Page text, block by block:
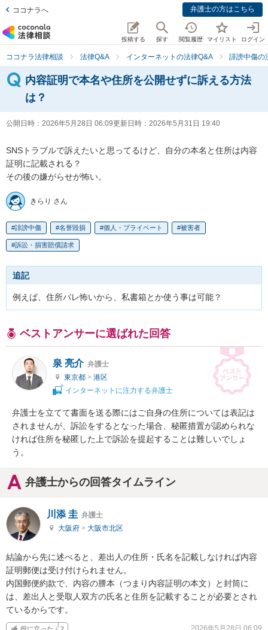
ココナラへ 弁護士の方はこちら
投稿する 探す 閲覧履歴 マイリスト ログイン
ココナラ法律相談 法律Q&A インターネットの法律Q&A 誹謗中傷の
内容証明で本名や住所を公開せずに訴える方法
は？
公開日時： 2026年5月28日 06:09更新日時： 2026年5月31日 19:40
SNSトラブルで訴えたいと思ってるけど、自分の本名と住所は内容
証明に記載される？
その後の嫌がらせが怖い。
きらり さん
誹謗中傷 名誉毀損 個人・プライベート 被害者
訴訟・損害賠償請求
追記
例えば、住所バレ怖いから、私書箱とか使う事は可能？
ベストアンサーに選ばれた回答
泉 亮介 弁護士
東京都 > 港区
インターネットに注力する弁護士
弁護士を立てて書面を送る際にはご自身の住所については表記は
されませんが、訴訟をするとなった場合、秘匿措置が認められな
ければ住所を秘匿した上で訴訟を提起することは難しいでしょ
う。
弁護士からの回答タイムライン
川添 圭 弁護士
大阪府 > 大阪市北区
結論から先に述べると、差出人の住所・氏名を記載しなければ内容
証明郵便は受け付けられません。
内国郵便約款で、内容の謄本（つまり内容証明の本文）と封筒に
は、差出人と受取人双方の氏名と住所を記載することが必要とされ
ているからです。
役に立った 2 2026年5月28日 06:09